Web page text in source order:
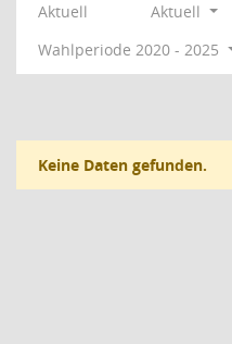
Aktuell
Aktuell
Wahlperiode 2020 - 2025
Keine Daten gefunden.